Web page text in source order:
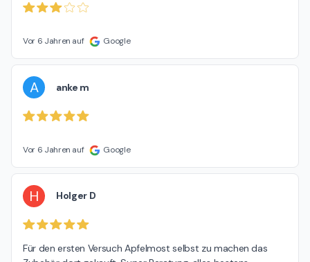
Vor 6 Jahren auf Google
A anke m
Vor 6 Jahren auf Google
H Holger D
Für den ersten Versuch Apfelmost selbst zu machen das